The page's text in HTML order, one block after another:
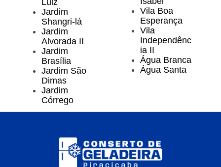
Luiz
Jardim
Shangri-lá
Jardim
Alvorada II
Jardim
Brasília
Jardim São
Dimas
Jardim
Córrego
Vila Boa
Esperança
Vila
Independênc
ia II
Água Branca
Água Santa